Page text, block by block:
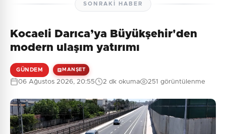
SONRAKI HABER
Kocaeli Darıca’ya Büyükşehir'den
modern ulaşım yatırımı
GÜNDEM MANŞET
06 Ağustos 2026, 20:55 2 dk okuma 251 görüntülenme